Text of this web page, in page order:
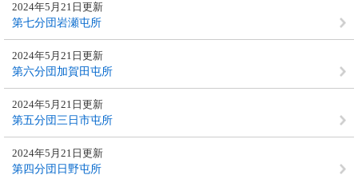
第七分団岩瀬屯所
2024年5月21日更新
第六分団加賀田屯所
2024年5月21日更新
第五分団三日市屯所
2024年5月21日更新
第四分団日野屯所
2024年5月21日更新